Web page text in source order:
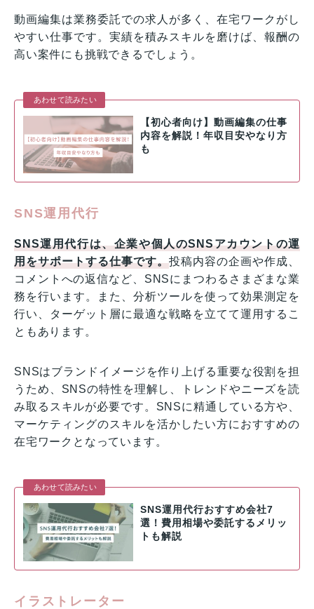
動画編集は業務委託での求人が多く、在宅ワークがし
やすい仕事です。実績を積みスキルを磨けば、報酬の
高い案件にも挑戦できるでしょう。
あわせて読みたい
【初心者向け】動画編集の仕事
内容を解説！年収目安やなり方
も
SNS運用代行
SNS運用代行は、企業や個人のSNSアカウントの運
用をサポートする仕事です。投稿内容の企画や作成、
コメントへの返信など、SNSにまつわるさまざまな業
務を行います。また、分析ツールを使って効果測定を
行い、ターゲット層に最適な戦略を立てて運用するこ
ともあります。
SNSはブランドイメージを作り上げる重要な役割を担
うため、SNSの特性を理解し、トレンドやニーズを読
み取るスキルが必要です。SNSに精通している方や、
マーケティングのスキルを活かしたい方におすすめの
在宅ワークとなっています。
あわせて読みたい
SNS運用代行おすすめ会社7
選！費用相場や委託するメリッ
トも解説
イラストレーター